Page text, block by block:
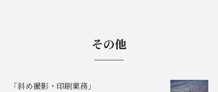
その他
「斜め撮影・印刷業務」